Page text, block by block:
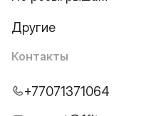
Другие
Контакты
+77071371064